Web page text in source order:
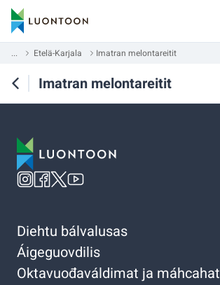
... Etelä-Karjala Imatran melontareitit
Imatran melontareitit
Diehtu bálvalusas
Áigeguovdilis
Oktavuođaváldimat ja máhcahat